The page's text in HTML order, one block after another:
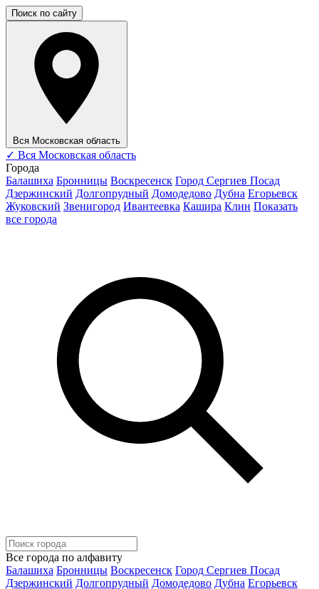
Поиск по сайту
Вся Московская область
✓ Вся Московская область
Города
Балашиха Бронницы Воскресенск Город Сергиев Посад
Дзержинский Долгопрудный Домодедово Дубна Егорьевск
Жуковский Звенигород Ивантеевка Кашира Клин Показать
все города
Все города по алфавиту
Балашиха Бронницы Воскресенск Город Сергиев Посад
Дзержинский Долгопрудный Домодедово Дубна Егорьевск